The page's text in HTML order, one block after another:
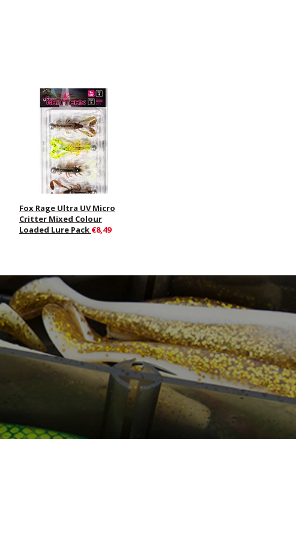
Fox Rage Ultra UV Micro
Critter Mixed Colour
Loaded Lure Pack €8,49